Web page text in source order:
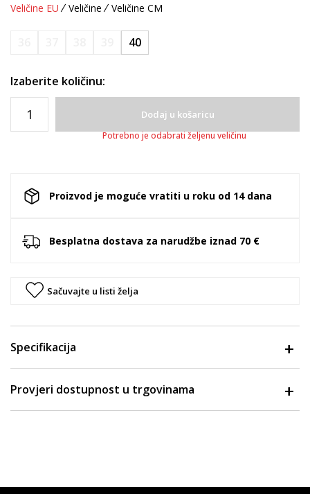
Veličine EU Veličine Veličine CM
40
Izaberite količinu:
Dodaj u košaricu
Potrebno je odabrati željenu veličinu
Proizvod je moguće vratiti u roku od 14 dana
Besplatna dostava za narudžbe iznad 70 €
Sačuvajte u listi želja
Specifikacija
Provjeri dostupnost u trgovinama